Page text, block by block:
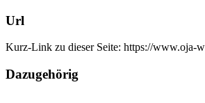
Url
Kurz-Link zu dieser Seite: https://www.oja-
Dazugehörig